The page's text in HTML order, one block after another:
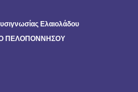
Ελαιολάδου
ΠΕΛΟΠΟΝΝΗΣΟΥ